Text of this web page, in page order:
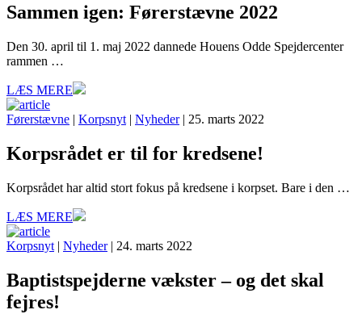
Sammen igen: Førerstævne 2022
Den 30. april til 1. maj 2022 dannede Houens Odde Spejdercenter
rammen …
LÆS MERE
Førerstævne | Korpsnyt | Nyheder| 25. marts 2022
Korpsrådet er til for kredsene!
Korpsrådet har altid stort fokus på kredsene i korpset. Bare i den …
LÆS MERE
Korpsnyt | Nyheder| 24. marts 2022
Baptistspejderne vækster – og det skal
fejres!